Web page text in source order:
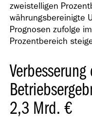
zweistelligen
währungsbereinigte
Prognosen zufolge
Prozentbereich
Verbesserung
2,3 Mrd. €